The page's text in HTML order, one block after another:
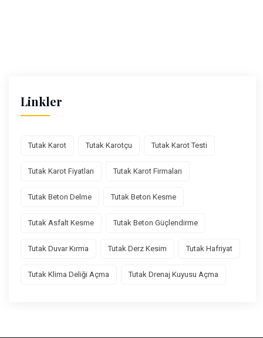
Linkler
Tutak Karot Tutak Karotçu Tutak Karot Testi
Tutak Karot Fiyatları Tutak Karot Firmaları
Tutak Beton Delme Tutak Beton Kesme
Tutak Asfalt Kesme Tutak Beton Güçlendirme
Tutak Duvar Kırma Tutak Derz Kesim Tutak Hafriyat
Tutak Klima Deliği Açma Tutak Drenaj Kuyusu Açma